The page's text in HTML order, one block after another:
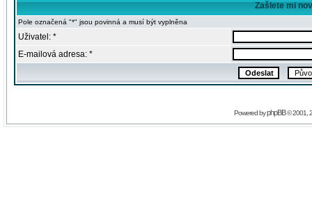
Zašlete mi
Pole označená "*" jsou povinná a musí být vyplněna
Uživatel: *
E-mailová adresa: *
Powered byphpBB© 2001,